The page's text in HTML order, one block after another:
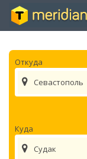
Откуда
Севастополь
Куда
Судак